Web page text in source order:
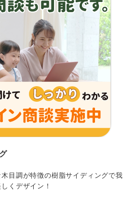
木目調が特徴の樹脂サイディングで我
くデザイン！